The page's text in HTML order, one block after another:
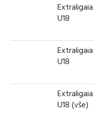
Extraligaia
U18
Extraligaia
U18
Extraligaia
U18 (vše)